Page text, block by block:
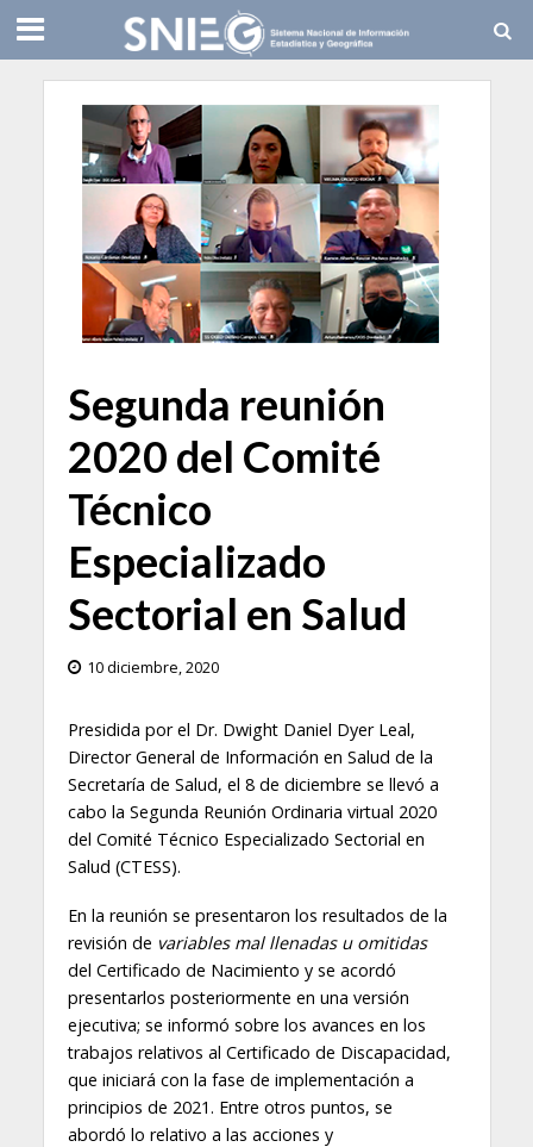
Segunda reunión
2020 del Comité
Técnico
Especializado
Sectorial en Salud
10 diciembre, 2020
Presidida por el Dr. Dwight Daniel Dyer Leal,
Director General de Información en Salud de la
Secretaría de Salud, el 8 de diciembre se llevó a
cabo la Segunda Reunión Ordinaria virtual 2020
del Comité Técnico Especializado Sectorial en
Salud (CTESS).
En la reunión se presentaron los resultados de la
revisión de variables mal llenadas u omitidas
del Certificado de Nacimiento y se acordó
presentarlos posteriormente en una versión
ejecutiva; se informó sobre los avances en los
trabajos relativos al Certificado de Discapacidad,
que iniciará con la fase de implementación a
principios de 2021. Entre otros puntos, se
abordó lo relativo a las acciones y